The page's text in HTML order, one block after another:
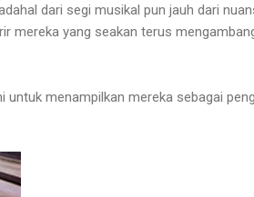
dari segi musikal pun jauh dari
mereka yang seakan terus
menampilkan mereka sebagai